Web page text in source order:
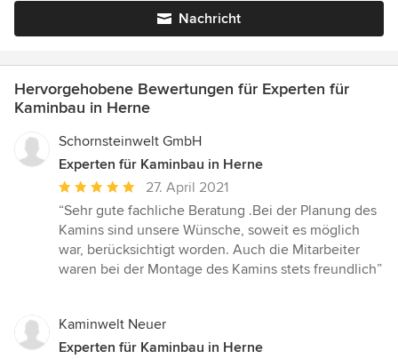
Nachricht
Hervorgehobene Bewertungen für Experten für
Kaminbau in Herne
Schornsteinwelt GmbH
Experten für Kaminbau in Herne
Durchschnittliche
Bewertung:
5
von
5
27. April 2021
“Sehr gute fachliche Beratung .Bei der Planung des
Kamins sind unsere Wünsche, soweit es möglich
war, berücksichtigt worden. Auch die Mitarbeiter
waren bei der Montage des Kamins stets freundlich”
Kaminwelt Neuer
Experten für Kaminbau in Herne